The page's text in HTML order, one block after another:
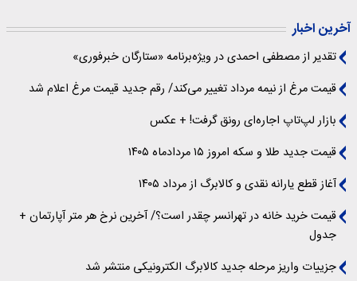
آخرین اخبار
تقدیر از مصطفی احمدی در ویژه‌برنامه «ستارگان خبرفوری»
قیمت مرغ از نیمه مرداد تغییر می‌کند/ رقم جدید قیمت مرغ اعلام شد
بازار لپ‌تاپ اجاره‌ای رونق گرفت! + عکس
قیمت جدید طلا و سکه امروز ۱۵ مردادماه ۱۴۰۵
آغاز قطع یارانه نقدی و کالابرگ از مرداد ۱۴۰۵
قیمت خرید خانه در تهرانسر چقدر است؟/ آخرین نرخ هر متر آپارتمان +
جدول
جزییات واریز مرحله جدید کالابرگ الکترونیکی منتشر شد